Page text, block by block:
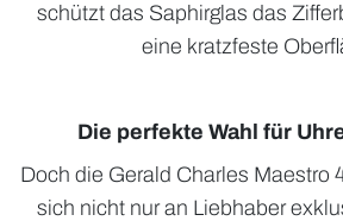
schützt das Saphirglas das
eine kratzfeste
Die perfekte Wahl für
Doch die Gerald Charles Maestro
sich nicht nur an Liebhaber